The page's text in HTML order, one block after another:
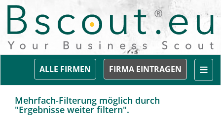
FIRMA EINTRAGEN
ALLE FIRMEN
Mehrfach-Filterung möglich durch
"Ergebnisse weiter filtern".